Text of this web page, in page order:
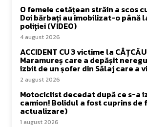
O femeie cetățean străin a scos
Doi bărbați au imobilizat-o până
poliției (VIDEO)
4 august 2026
ACCIDENT CU 3 victime la
Maramureș care a depășit
izbit de un șofer din Sălaj care a
2 august 2026
Motociclist decedat după ce s-a
camion! Bolidul a fost cuprins de
actualizare)
1 august 2026